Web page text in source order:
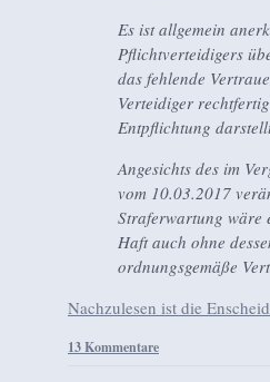
Es ist allgemein
Pflichtverteidigers
das fehlende
Verteidiger
Entpflichtung
Angesichts des im
vom 10.03.2017
Straferwartung wäre
Haft auch ohne
ordnungsgemäße
Nachzulesen ist die
13 Kommentare